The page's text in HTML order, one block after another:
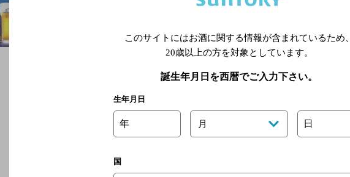
このサイトにはお酒に関する情報が含まれているため、
20歳以上の方を対象としています。
誕生年月日を西暦でご入力下さい。
生年月日
年 月 日
国